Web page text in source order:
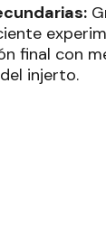
final con
injerto.